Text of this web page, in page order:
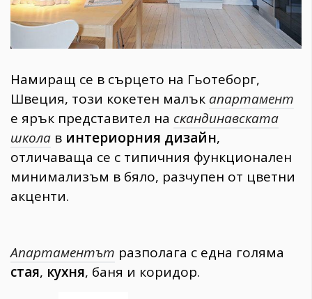
Здраве 389
Gentlemen
382
Wellness
1817
ПОСЛЕДВАЙТЕ
НИ
Намиращ се в сърцето на Гьотеборг,
Швеция, този кокетен малък апартамент
е ярък представител на скандинавската
школа в интериорния дизайн,
отличаваща се с типичния функционален
минимализъм в бяло, разчупен от цветни
акценти.
Апартаментът разполага с една голяма
стая, кухня, баня и коридор.